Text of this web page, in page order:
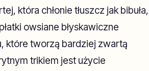
która chłonie tłuszcz jak bibuła,
owsiane błyskawiczne
które tworzą bardziej zwartą
trikiem jest użycie